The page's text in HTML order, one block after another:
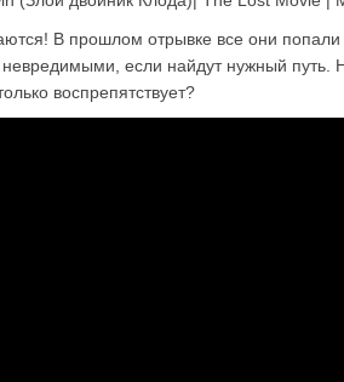
В прошлом отрывке все они попали
если найдут нужный путь.
воспрепятствует?